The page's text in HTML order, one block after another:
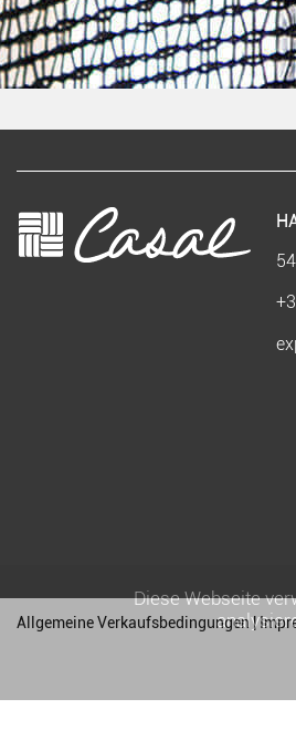
Allgemeine Verkaufsbedingungen|
Diese Webseite